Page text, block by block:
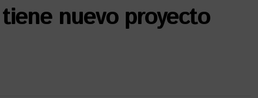
nuevo proyecto